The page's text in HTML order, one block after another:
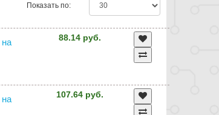
Показать по:
88.14 руб.
107.64 руб.